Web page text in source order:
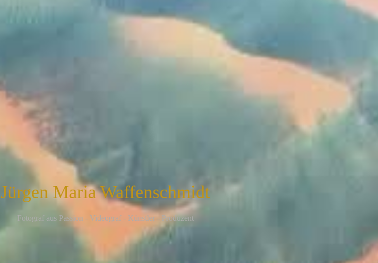
Jürgen Maria Waffenschmidt
Fotograf aus Passion - Videograf - Künstler - Produzent